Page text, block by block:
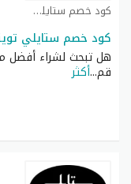
كود خصم ستايلي شوب كوبون
كود خصم ستايلي تويتر 2026 خصم 45% على كافة
هل تبحث لشراء أفضل
قم...أكثر